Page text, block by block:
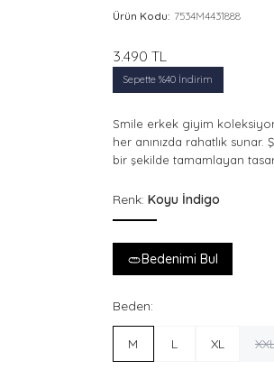
Ürün Kodu: 7534M4431888
3.490 TL
Sepette %40 İndirim
Smile erkek giyim
her anınızda rahatlık sunar.
bir şekilde tamamlayan
Renk: Koyu İndigo
Bedenimi Bul
Beden:
M L XL